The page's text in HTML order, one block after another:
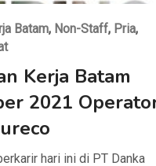
Batam, Non-Staff, Pria,
Kerja Batam
2021
hari ini di PT Danka